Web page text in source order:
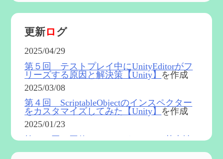
更新ロ グ
2025/04/29
第５回 テストプレイ中にUnityEditorがフ
リーズする原因と解決策【Unity】 を作成
2025/03/08
第４回 ScriptableObjectのインスペクター
をカスタマイズしてみた【Unity】 を作成
2025/01/23
第５４回 召使(アルレッキーノ)の基本性